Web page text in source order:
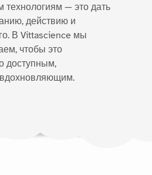
— это дать
действию и
В Vittascience мы
чтобы это
доступным,